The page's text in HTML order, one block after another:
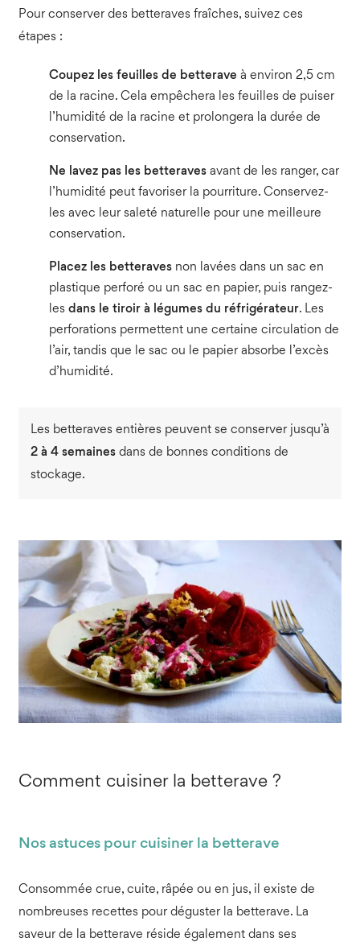
Pour conserver des betteraves fraîches, suivez ces
étapes :
Coupez les feuilles de betterave à environ 2,5 cm
de la racine. Cela empêchera les feuilles de puiser
l’humidité de la racine et prolongera la durée de
conservation.
Ne lavez pas les betteravesavant de les ranger, car
l’humidité peut favoriser la pourriture. Conservez-
les avec leur saleté naturelle pour une meilleure
conservation.
Placez les betteravesnon lavées dans un sac en
plastique perforé ou un sac en papier, puis rangez-
les dans le tiroir à légumes du réfrigérateur. Les
perforations permettent une certaine circulation de
l’air, tandis que le sac ou le papier absorbe l’excès
d’humidité.
Les betteraves entières peuvent se conserver jusqu’à
2 à 4 semainesdans de bonnes conditions de
stockage.
Comment cuisiner la betterave ?
Nos astuces pour cuisiner la betterave
Consommée crue, cuite, râpée ou en jus, il existe de
nombreuses recettes pour déguster la betterave. La
saveur de la betterave réside également dans ses